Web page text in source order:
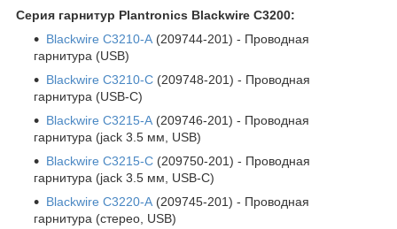
Серия гарнитур Plantronics Blackwire C3200:
Blackwire С3210-A (209744-201) - Проводная
гарнитура (USB)
Blackwire С3210-C (209748-201) - Проводная
гарнитура (USB-C)
Blackwire С3215-A (209746-201) - Проводная
гарнитура (jack 3.5 мм, USB)
Blackwire С3215-C (209750-201) - Проводная
гарнитура (jack 3.5 мм, USB-C)
Blackwire С3220-A (209745-201) - Проводная
гарнитура (стерео, USB)